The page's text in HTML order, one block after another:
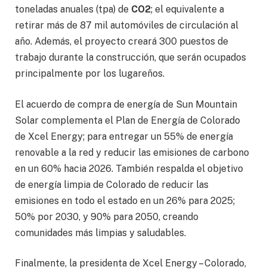
toneladas anuales (tpa) de CO2; el equivalente a
retirar más de 87 mil automóviles de circulación al
año. Además, el proyecto creará 300 puestos de
trabajo durante la construcción, que serán ocupados
principalmente por los lugareños.
El acuerdo de compra de energía de Sun Mountain
Solar complementa el Plan de Energía de Colorado
de Xcel Energy; para entregar un 55% de energía
renovable a la red y reducir las emisiones de carbono
en un 60% hacia 2026. También respalda el objetivo
de energía limpia de Colorado de reducir las
emisiones en todo el estado en un 26% para 2025;
50% por 2030, y 90% para 2050, creando
comunidades más limpias y saludables.
Finalmente, la presidenta de Xcel Energy – Colorado,